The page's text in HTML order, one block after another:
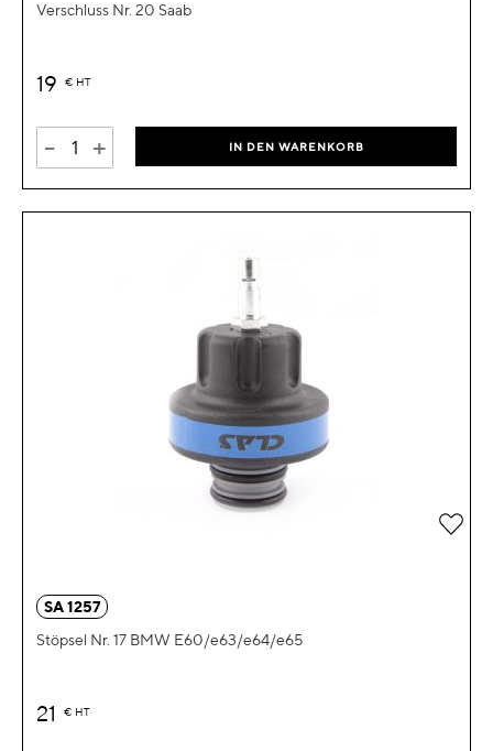
Verschluss Nr. 20 Saab
19 € HT
- + IN DEN WARENKORB
SA 1257
Stöpsel Nr. 17 BMW E60/e63/e64/e65
21 € HT
Zur